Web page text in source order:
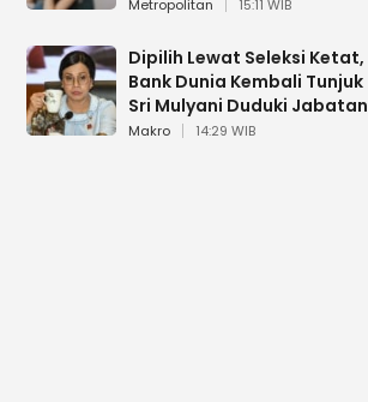
Metropolitan 15:11 WIB
Dipilih Lewat Seleksi Ketat,
Bank Dunia Kembali Tunjuk
Sri Mulyani Duduki Jabatan
Strategis
Makro 14:29 WIB